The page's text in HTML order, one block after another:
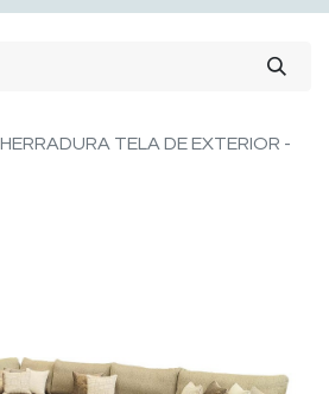
TELA DE EXTERIOR -